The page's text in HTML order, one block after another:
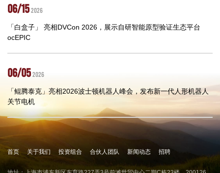
06/152026
「白盒子」 亮相DVCon 2026，展示自研智能原型验证生态平台
ocEPIC
06/052026
「鲲腾泰克」亮相2026波士顿机器人峰会，发布新一代人形机器人
关节电机
首页 关于我们 投资组合 合伙人团队 新闻动态 招聘